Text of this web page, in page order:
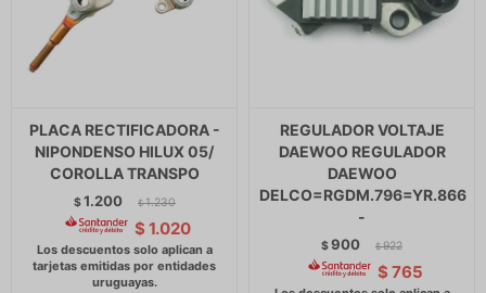
PLACA RECTIFICADORA -
NIPONDENSO HILUX 05/
COROLLA TRANSPO
$1.200 $ 1.230
$ 1.020
REGULADOR VOLTAJE
DAEWOO REGULADOR
DAEWOO
DELCO=RGDM.796=YR.866
-
$900 $ 922
$ 765